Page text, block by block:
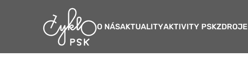
O NÁSAKTUALITYAKTIVITY PSKZDROJE